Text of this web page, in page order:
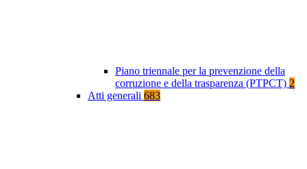
Piano triennale per la prevenzione della
corruzione e della trasparenza (PTPCT) 2
Atti generali 683